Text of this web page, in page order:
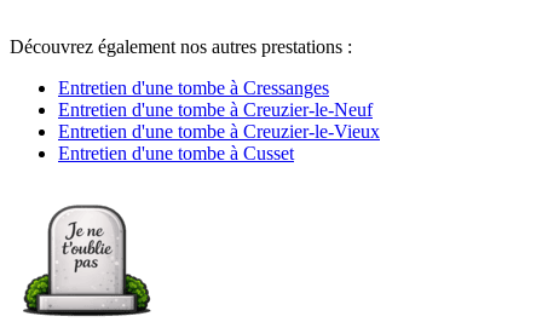
Découvrez également nos autres prestations :
Entretien d'une tombe à Cressanges
Entretien d'une tombe à Creuzier-le-Neuf
Entretien d'une tombe à Creuzier-le-Vieux
Entretien d'une tombe à Cusset